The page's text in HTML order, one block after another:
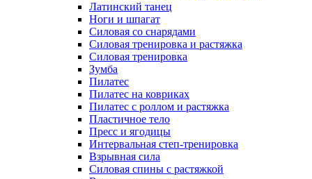
Латинский танец
Ноги и шпагат
Силовая со снарядами
Силовая тренировка и растяжка
Силовая тренировка
Зумба
Пилатес
Пилатес на ковриках
Пилатес с роллом и растяжка
Пластичное тело
Пресс и ягодицы
Интервальная степ-тренировка
Взрывная сила
Силовая спины с растяжкой